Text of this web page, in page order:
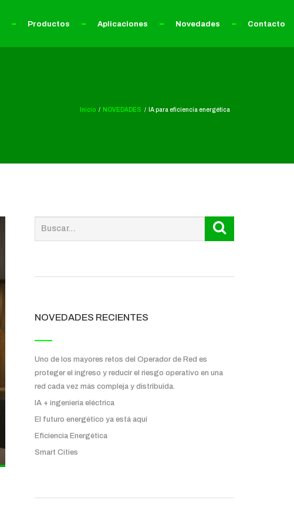
Productos Aplicaciones Novedades Contacto
Inicio NOVEDADES IA para eficiencia energética
NOVEDADES RECIENTES
Uno de los mayores retos del Operador de Red es
proteger el ingreso y reducir el riesgo operativo en una
red cada vez más compleja y distribuida.
IA + ingeniería eléctrica
El futuro energético ya está aquí
Eficiencia Energética
Smart Cities